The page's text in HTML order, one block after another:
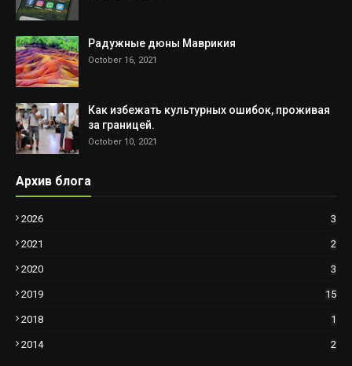
Радужные дюны Маврикия
October 16, 2021
Как избежать культурных ошибок, проживая
за границей.
October 10, 2021
Архив блога
2026 3
2021 2
2020 3
2019 15
2018 1
2014 2